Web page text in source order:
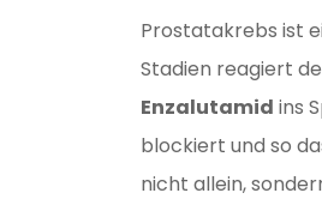
Prostatakrebs ist
Stadien reagiert
Enzalutamid ins
blockiert und so
nicht allein,